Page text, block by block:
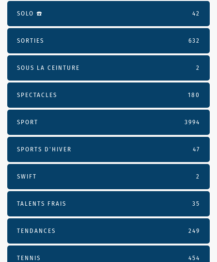
SOLO ☎️ 42
SORTIES 632
SOUS LA CEINTURE 2
SPECTACLES 180
SPORT 3994
SPORTS D'HIVER 47
SWIFT 2
TALENTS FRAIS 35
TENDANCES 249
TENNIS 454